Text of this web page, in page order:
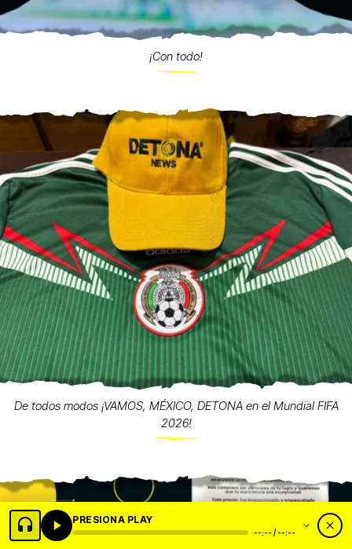
¡Con todo!
De todos modos ¡VAMOS, MÉXICO, DETONA en el Mundial FIFA
2026!
PRESIONA PLAY
--:-- / --:--